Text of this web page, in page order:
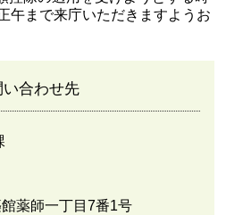
午まで来庁いただきますようお
合わせ先
薬師一丁目7番1号